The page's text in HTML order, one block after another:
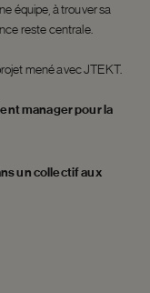
équipe, à trouver sa
reste centrale.
mené avec JTEKT.
manager pour la
un collectif aux